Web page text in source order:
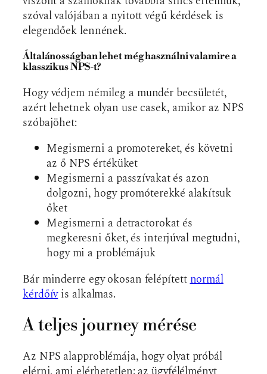
szóval valójában a nyitott végű kérdések is
elegendőek lennének.
Általánosságban lehet még használni valamire a
klasszikus NPS-t?
Hogy védjem némileg a mundér becsületét,
azért lehetnek olyan use casek, amikor az NPS
szóbajöhet:
Megismerni a promotereket, és követni
az ő NPS értéküket
Megismerni a passzívakat és azon
dolgozni, hogy promóterekké alakítsuk
őket
Megismerni a detractorokat és
megkeresni őket, és interjúval megtudni,
hogy mi a problémájuk
Bár minderre egy okosan felépítettnormál
kérdőívis alkalmas.
A teljes journey mérése
Az NPS alapproblémája, hogy olyat próbál